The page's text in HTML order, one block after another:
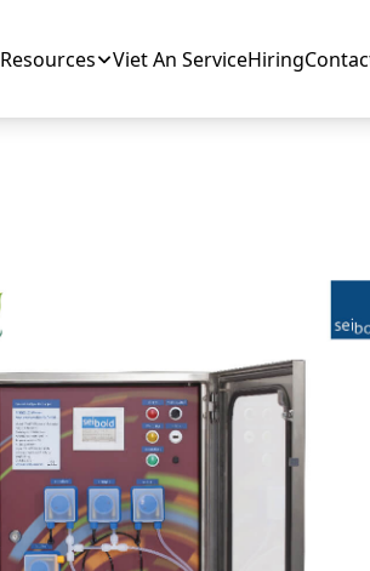
Resources Viet An ServiceHiring